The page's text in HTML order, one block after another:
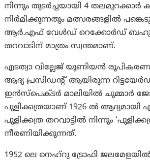
നിന്നും തുടർച്ചയായി 4 തലമുറക്കാർ
നിർമിക്കുന്നതും മത്സരങ്ങളിൽ
ആർ.എഫ് വേൾഡ് റെക്കോർഡ്
തറവാടിന് മാത്രം സ്വന്തമാണ്.
എടത്വാ വില്ലേജ് യൂണിയൻ
ആദ്യ പ്രസിഡന്റ് ആയിരുന്ന
ഇൻസ്പെക്ടർ മാലിയിൽ ചുമ്മാർ
പുളിക്കത്രയാണ് 1926 ൽ ആദ്യമായി
പുളിക്കത്ര തറവാട്ടിൽ നിന്നും
നീരണിയിക്കുന്നത്.
1952 ലെ നെഹ്റു ട്രോഫി ജലമേളയിൽ